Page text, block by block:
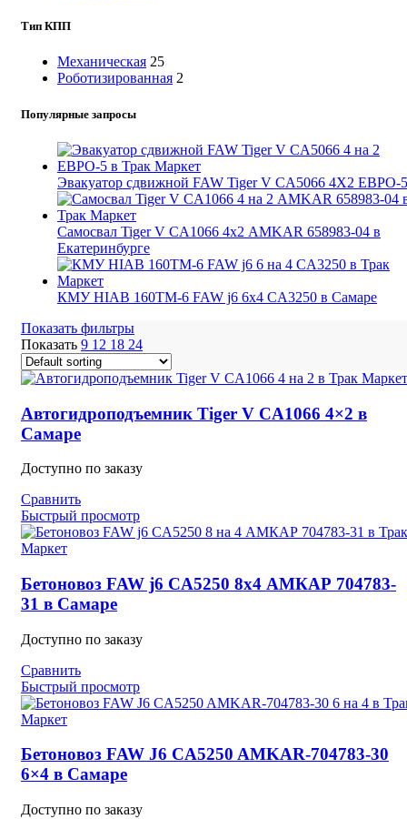
Тип КПП
Механическая 25
Роботизированная 2
Популярные запросы
Эвакуатор сдвижной FAW Tiger V CA5066 4X2 ЕВРО-5
Самосвал Tiger V CA1066 4х2 AMKAR 658983-04 в
Екатеринбурге
КМУ HIAB 160TM-6 FAW j6 6х4 CA3250 в Самаре
Показать фильтры
Показать 9 12 18 24
Автогидроподъемник Tiger V CA1066 4×2 в
Самаре
Доступно по заказу
Сравнить
Быстрый просмотр
Бетоновоз FAW j6 CA5250 8х4 АМКАР 704783-
31 в Самаре
Доступно по заказу
Сравнить
Быстрый просмотр
Бетоновоз FAW J6 CA5250 AMKAR-704783-30
6×4 в Самаре
Доступно по заказу